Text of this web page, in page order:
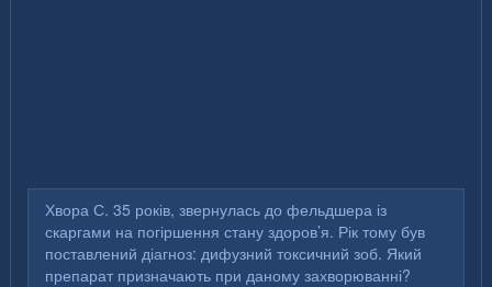
Хвора С. 35 років, звернулась до фельдшера із
скаргами на погіршення стану здоров’я. Рік тому був
поставлений діагноз: дифузний токсичний зоб. Який
препарат призначають при даному захворюванні?